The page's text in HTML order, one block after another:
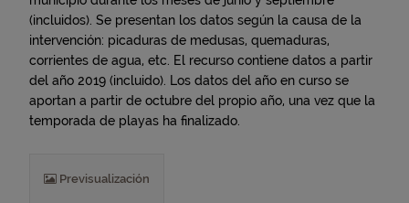
(incluidos). Se presentan los datos según la causa de la
intervención: picaduras de medusas, quemaduras,
corrientes de agua, etc. El recurso contiene datos a partir
del año 2019 (incluido). Los datos del año en curso se
aportan a partir de octubre del propio año, una vez que la
temporada de playas ha finalizado.
Previsualización